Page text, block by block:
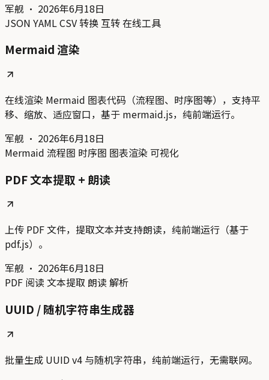
军舰 · 2026年6月18日
JSON YAML CSV 转换 互转在线工具
Mermaid 渲染
在线渲染 Mermaid 图表代码（流程图、时序图等），支持平
移、缩放、适应窗口，基于 mermaid.js，纯前端运行。
军舰 · 2026年6月18日
Mermaid 流程图 时序图 图表渲染 可视化
PDF 文本提取 + 朗读
上传 PDF 文件，提取文本并支持朗读，纯前端运行（基于
pdf.js）。
军舰 · 2026年6月18日
PDF 阅读 文本提取 朗读 解析
UUID / 随机字符串生成器
批量生成 UUID v4 与随机字符串，纯前端运行，无需联网。